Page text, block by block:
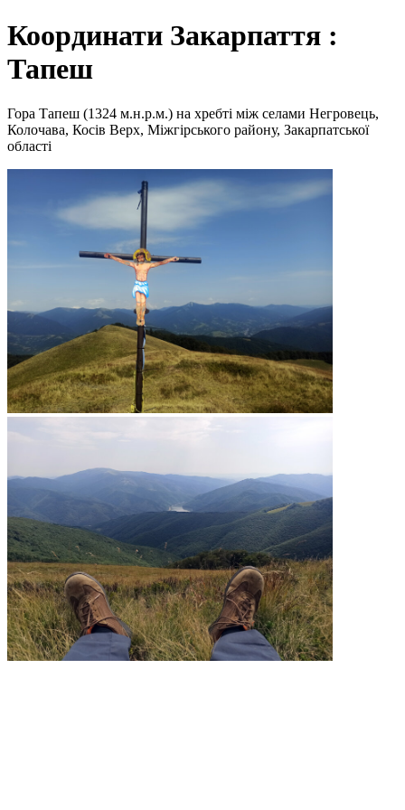
Координати Закарпаття :
Тапеш
Гора Тапеш (1324 м.н.р.м.) на хребті між селами Негровець,
Колочава, Косів Верх, Міжгірського району, Закарпатської
області